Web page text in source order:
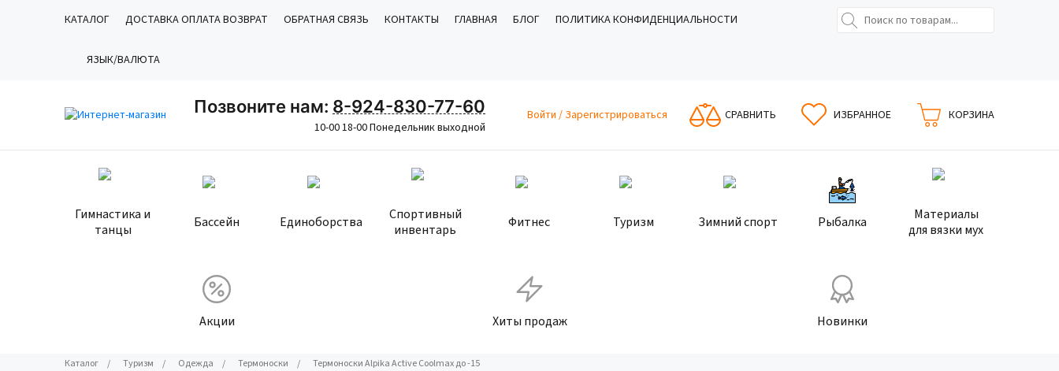
КАТАЛОГ ДОСТАВКА ОПЛАТА ВОЗВРАТ ОБРАТНАЯ СВЯЗЬ КОНТАКТЫ ГЛАВНАЯ БЛОГ ПОЛИТИКА КОНФИДЕНЦИАЛЬНОСТИ
ЯЗЫК/ВАЛЮТА
Позвоните нам: 8-924-830-77-60
10-00 18-00 Понедельник выходной
Войти / Зарегистрироваться СРАВНИТЬ ИЗБРАННОЕ КОРЗИНА
Гимнастика и
танцы
Бассейн Единоборства
Спортивный
инвентарь
Фитнес Туризм Зимний спорт Рыбалка
Материалы
для вязки мух
Акции Хиты продаж Новинки
Каталог / Туризм / Одежда / Термоноски / Термоноски Alpika Active Coolmax до -15